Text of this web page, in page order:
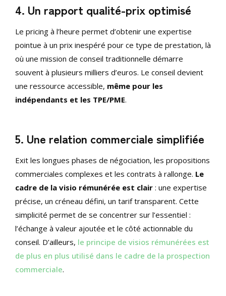
4. Un rapport qualité-prix optimisé
Le pricing à l’heure permet d’obtenir une expertise
pointue à un prix inespéré pour ce type de prestation, là
où une mission de conseil traditionnelle démarre
souvent à plusieurs milliers d’euros. Le conseil devient
une ressource accessible, même pour les
indépendants et les TPE/PME.
5. Une relation commerciale simplifiée
Exit les longues phases de négociation, les propositions
commerciales complexes et les contrats à rallonge. Le
cadre de la visio rémunérée est clair : une expertise
précise, un créneau défini, un tarif transparent. Cette
simplicité permet de se concentrer sur l’essentiel :
l’échange à valeur ajoutée et le côté actionnable du
conseil. D’ailleurs, le principe de visios rémunérées est
de plus en plus utilisé dans le cadre de la prospection
commerciale.